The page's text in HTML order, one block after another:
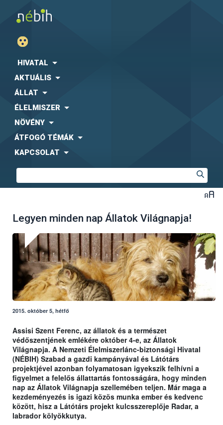
HIVATAL
AKTUÁLIS
ÁLLAT
ÉLELMISZER
NÖVÉNY
ÁTFOGÓ TÉMÁK
KAPCSOLAT
Legyen minden nap Állatok Világnapja!
2015. október 5, hétfő
Assisi Szent Ferenc, az állatok és a természet
védőszentjének emlékére október 4-e, az Állatok
Világnapja. A Nemzeti Élelmiszerlánc-biztonsági Hivatal
(NÉBIH) Szabad a gazdi kampányával és Látótárs
projektjével azonban folyamatosan igyekszik felhívni a
figyelmet a felelős állattartás fontosságára, hogy minden
nap az Állatok Világnapja szellemében teljen. Már maga a
kezdeményezés is igazi közös munka ember és kedvenc
között, hisz a Látótárs projekt kulcsszereplője Radar, a
labrador kölyökkutya.